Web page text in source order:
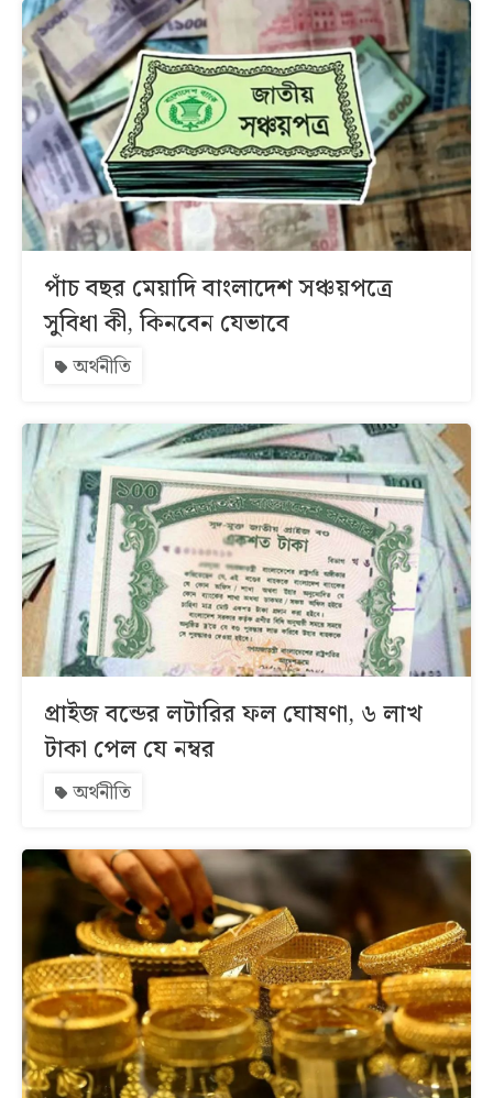
পাঁচ বছর মেয়াদি বাংলাদেশ সঞ্চয়পত্রে
সুবিধা কী, কিনবেন যেভাবে
অর্থনীতি
প্রাইজ বন্ডের লটারির ফল ঘোষণা, ৬ লাখ
টাকা পেল যে নম্বর
অর্থনীতি